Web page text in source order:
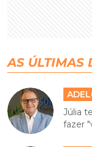
AS ÚLTIMAS
Júlia
fazer